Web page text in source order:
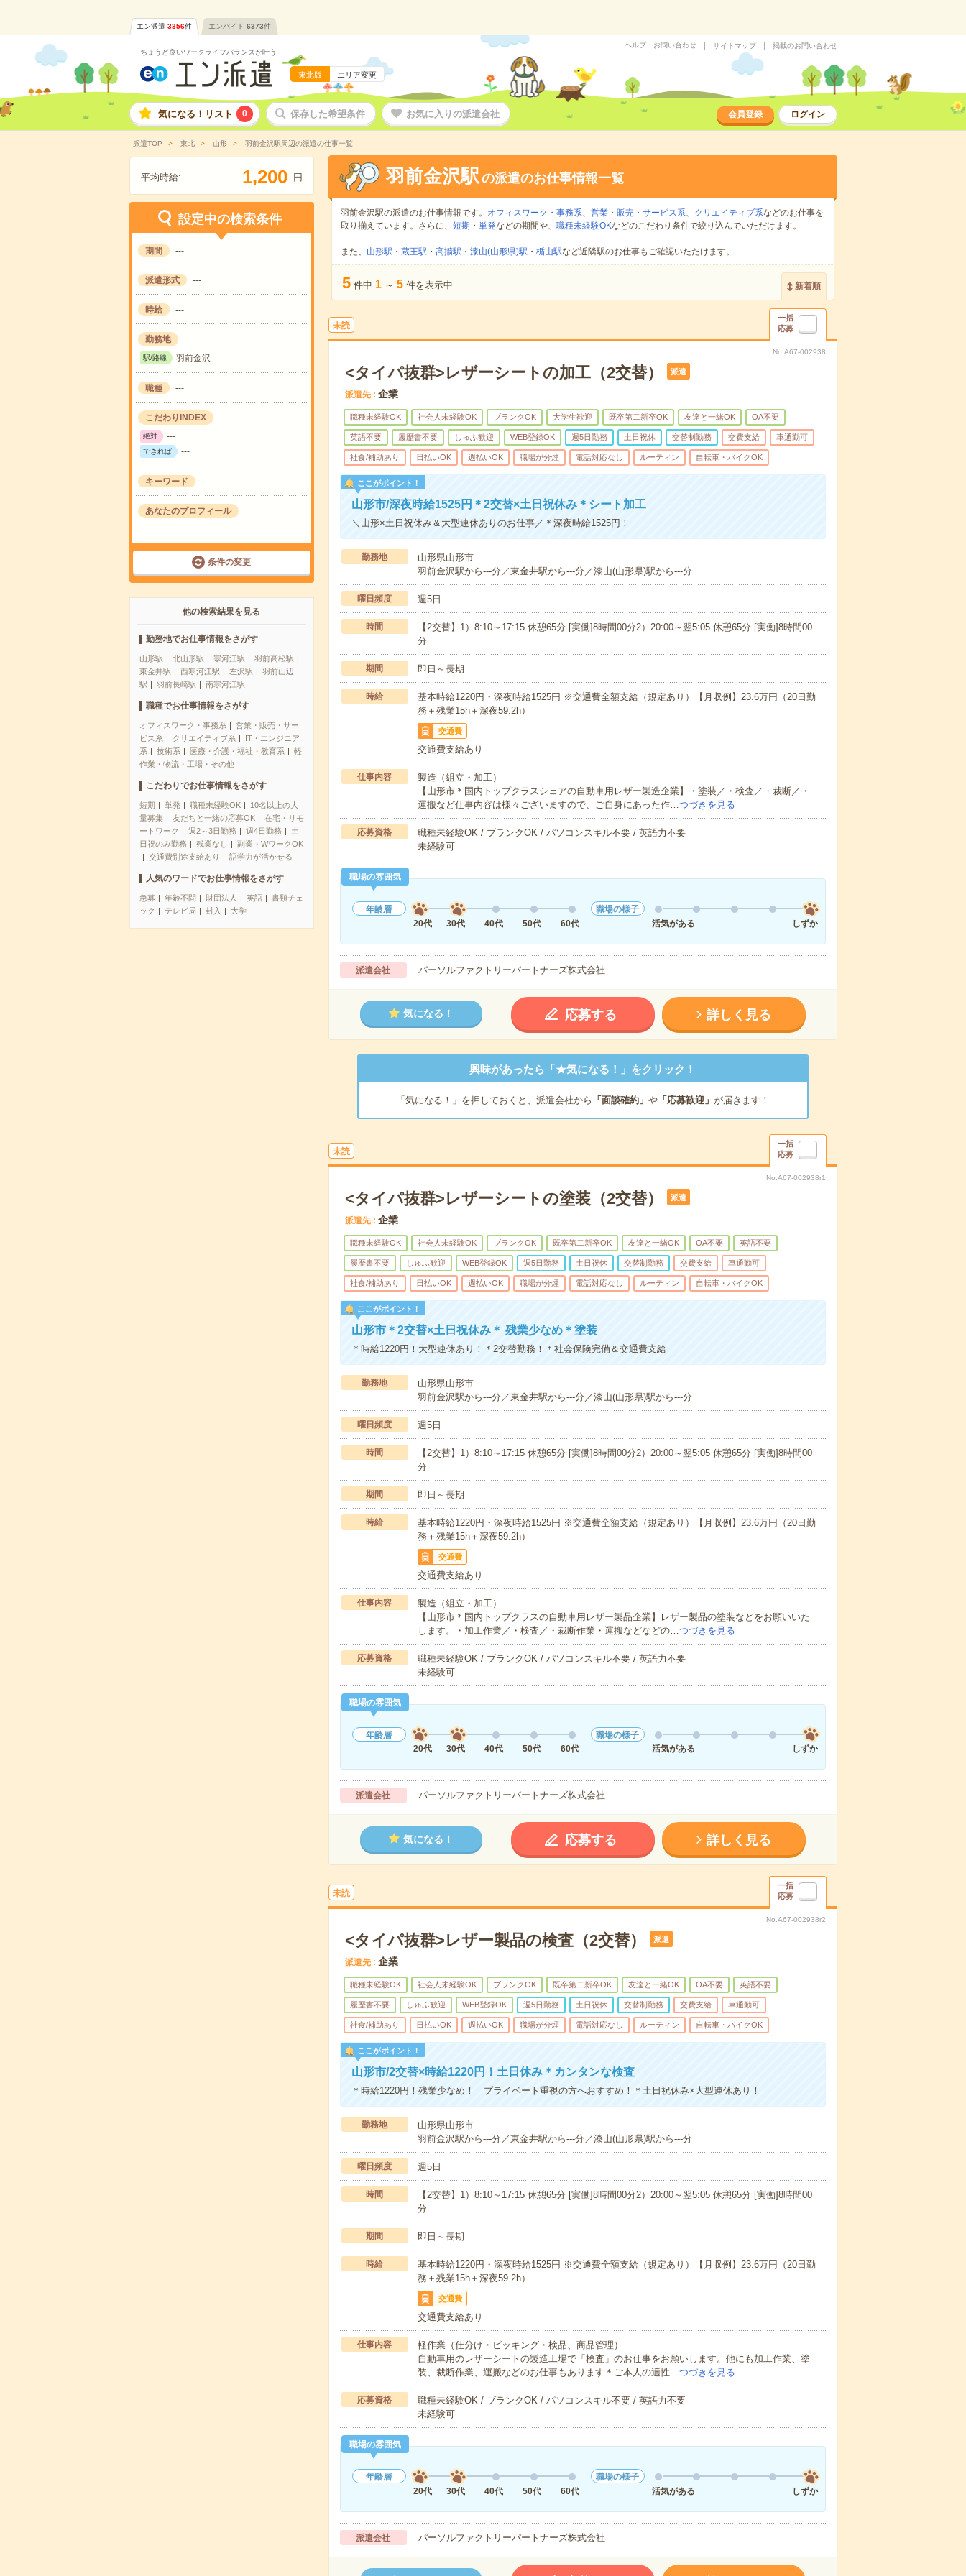
エン派遣 3356件 エンバイト 6373件
ちょうど良いワークライフバランスが叶う
東北版 エリア変更
ヘルプ・お問い合わせ サイトマップ 掲載のお問い合わせ
気になる！リスト 0 保存した希望条件 お気に入りの派遣会社 会員登録 ログイン
派遣TOP 東北 山形 羽前金沢駅周辺の派遣の仕事一覧
平均時給: 1,200 円
設定中の検索条件
期間 ---
派遣形式 ---
時給 ---
勤務地
駅/路線 羽前金沢
職種 ---
こだわりINDEX
絶対 ---
できれば ---
キーワード ---
あなたのプロフィール
---
条件の変更
他の検索結果を見る
勤務地でお仕事情報をさがす
山形駅 北山形駅 寒河江駅
羽前高松駅
東金井駅
西寒河江駅 左沢駅
羽前山辺
駅
羽前長崎駅 南寒河江駅
職種でお仕事情報をさがす
オフィスワーク・事務系
営業・販売・サー
ビス系
クリエイティブ系
IT・エンジニア
系
技術系 医療・介護・福祉・教育系
軽
作業・物流・工場・その他
こだわりでお仕事情報をさがす
短期 単発 職種未経験OK
10名以上の大
量募集
友だちと一緒の応募OK
在宅・リモ
ートワーク
週2～3日勤務 週4日勤務
土
日祝のみ勤務
残業なし
副業・WワークOK
交通費別途支給あり
語学力が活かせる
人気のワードでお仕事情報をさがす
急募 年齢不問 財団法人 英語
書類チェ
ック
テレビ局 封入 大学
羽前金沢駅の派遣のお仕事情報一覧
羽前金沢駅の派遣のお仕事情報です。 オフィスワーク・事務系、 営業・販売・サービス系、 クリエイティブ系などのお仕事を
取り揃えています。さらに、 短期 ・ 単発などの期間や、 職種未経験OKなどのこだわり条件で絞り込んでいただけます。
また、 山形駅 ・ 蔵王駅 ・ 高擶駅 ・ 漆山(山形県)駅 ・ 楯山駅など近隣駅のお仕事もご確認いただけます。
5 件中 1 ～ 5 件を表示中 新着順
未読
一括
応募
No.A67-002938
<タイパ抜群>レザーシートの加工（2交替） 派遣
派遣先 企業
職種未経験OK 社会人未経験OK ブランクOK 大学生歓迎 既卒第二新卒OK 友達と一緒OK OA不要
英語不要 履歴書不要 しゅふ歓迎 WEB登録OK 週5日勤務 土日祝休 交替制勤務 交費支給 車通勤可
社食/補助あり 日払いOK 週払いOK 職場が分煙 電話対応なし ルーティン 自転車・バイクOK
ここがポイント！
山形市/深夜時給1525円＊2交替×土日祝休み＊シート加工
＼山形×土日祝休み＆大型連休ありのお仕事／＊深夜時給1525円！
勤務地
山形県山形市
羽前金沢駅から---分／東金井駅から---分／漆山(山形県)駅から---分
曜日頻度 週5日
時間
【2交替】1）8:10～17:15 休憩65分 [実働]8時間00分2）20:00～翌5:05 休憩65分 [実働]8時間00
分
期間 即日～長期
時給
基本時給1220円・深夜時給1525円 ※交通費全額支給（規定あり）【月収例】23.6万円（20日勤
務＋残業15h＋深夜59.2h）
交通費
交通費支給あり
仕事内容
製造（組立・加工）
【山形市＊国内トップクラスシェアの自動車用レザー製造企業】・塗装／・検査／・裁断／・
運搬など仕事内容は様々ございますので、ご自身にあった作…つづきを見る
応募資格
職種未経験OK / ブランクOK / パソコンスキル不要 / 英語力不要
未経験可
職場の雰囲気
年齢層
20代
30代 40代 50代 60代
職場の様子
活気がある
しずか
派遣会社 パーソルファクトリーパートナーズ株式会社
気になる！ 応募する 詳しく見る
興味があったら「★気になる！」をクリック！
「気になる！」を押しておくと、派遣会社から 「面談確約」 や「応募歓迎」 が届きます！
未読
一括
応募
No.A67-002938r1
<タイパ抜群>レザーシートの塗装（2交替） 派遣
派遣先 企業
職種未経験OK 社会人未経験OK ブランクOK 既卒第二新卒OK 友達と一緒OK OA不要 英語不要
履歴書不要 しゅふ歓迎 WEB登録OK 週5日勤務 土日祝休 交替制勤務 交費支給 車通勤可
社食/補助あり 日払いOK 週払いOK 職場が分煙 電話対応なし ルーティン 自転車・バイクOK
ここがポイント！
山形市＊2交替×土日祝休み＊ 残業少なめ＊塗装
＊時給1220円！大型連休あり！＊2交替勤務！＊社会保険完備＆交通費支給
勤務地
山形県山形市
羽前金沢駅から---分／東金井駅から---分／漆山(山形県)駅から---分
曜日頻度 週5日
時間
【2交替】1）8:10～17:15 休憩65分 [実働]8時間00分2）20:00～翌5:05 休憩65分 [実働]8時間00
分
期間 即日～長期
時給
基本時給1220円・深夜時給1525円 ※交通費全額支給（規定あり）【月収例】23.6万円（20日勤
務＋残業15h＋深夜59.2h）
交通費
交通費支給あり
仕事内容
製造（組立・加工）
【山形市＊国内トップクラスの自動車用レザー製品企業】レザー製品の塗装などをお願いいた
します。・加工作業／・検査／・裁断作業・運搬などなどの… つづきを見る
応募資格
職種未経験OK / ブランクOK / パソコンスキル不要 / 英語力不要
未経験可
職場の雰囲気
年齢層
20代
30代 40代 50代 60代
職場の様子
活気がある
しずか
派遣会社 パーソルファクトリーパートナーズ株式会社
気になる！ 応募する 詳しく見る
未読
一括
応募
No.A67-002938r2
<タイパ抜群>レザー製品の検査（2交替） 派遣
派遣先 企業
職種未経験OK 社会人未経験OK ブランクOK 既卒第二新卒OK 友達と一緒OK OA不要 英語不要
履歴書不要 しゅふ歓迎 WEB登録OK 週5日勤務 土日祝休 交替制勤務 交費支給 車通勤可
社食/補助あり 日払いOK 週払いOK 職場が分煙 電話対応なし ルーティン 自転車・バイクOK
ここがポイント！
山形市/2交替×時給1220円！土日休み＊カンタンな検査
＊時給1220円！残業少なめ！ プライベート重視の方へおすすめ！＊土日祝休み×大型連休あり！
勤務地
山形県山形市
羽前金沢駅から---分／東金井駅から---分／漆山(山形県)駅から---分
曜日頻度 週5日
時間
【2交替】1）8:10～17:15 休憩65分 [実働]8時間00分2）20:00～翌5:05 休憩65分 [実働]8時間00
分
期間 即日～長期
時給
基本時給1220円・深夜時給1525円 ※交通費全額支給（規定あり）【月収例】23.6万円（20日勤
務＋残業15h＋深夜59.2h）
交通費
交通費支給あり
仕事内容
軽作業（仕分け・ピッキング・検品、商品管理）
自動車用のレザーシートの製造工場で「検査」のお仕事をお願いします。他にも加工作業、塗
装、裁断作業、運搬などのお仕事もあります＊ご本人の適性…つづきを見る
応募資格
職種未経験OK / ブランクOK / パソコンスキル不要 / 英語力不要
未経験可
職場の雰囲気
年齢層
20代
30代 40代 50代 60代
職場の様子
活気がある
しずか
派遣会社 パーソルファクトリーパートナーズ株式会社